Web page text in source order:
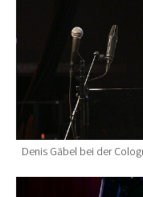
Denis Gäbel bei der
Show larger version